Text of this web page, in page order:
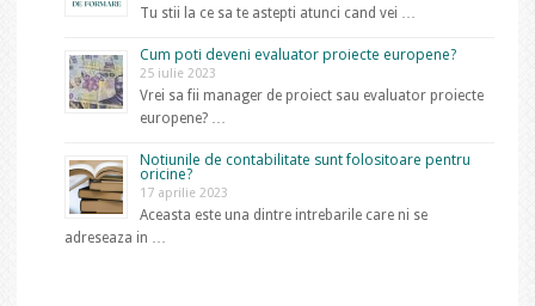
Tu stii la ce sa te astepti atunci cand vei …
Cum poti deveni evaluator proiecte europene?
25 iulie 2023
Vrei sa fii manager de proiect sau evaluator proiecte
europene? …
Notiunile de contabilitate sunt folositoare pentru
oricine?
17 aprilie 2023
Aceasta este una dintre intrebarile care ni se
adreseaza in …